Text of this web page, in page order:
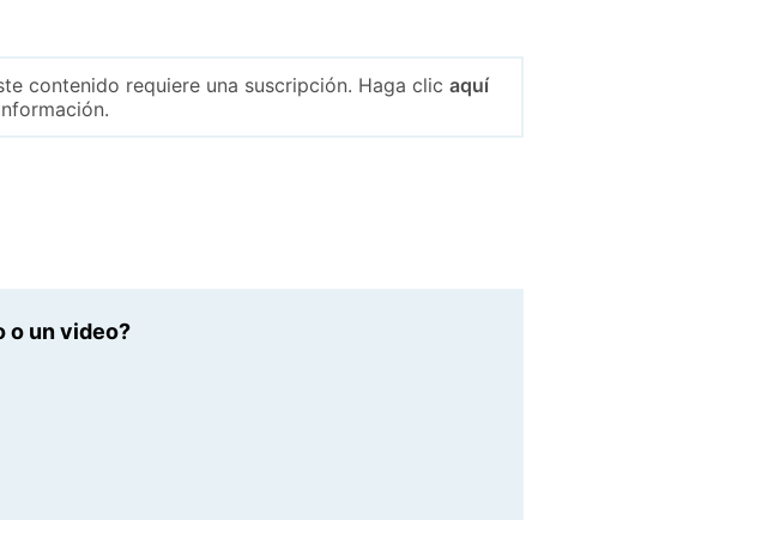
contenido requiere una suscripción. Haga clic aquí
o un video?